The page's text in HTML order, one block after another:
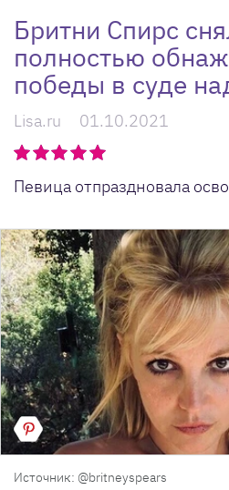
Бритни Спирс
полностью
победы в суде
Lisa.ru 01.10.2021
Певица отпраздновала
Источник: @britneyspears